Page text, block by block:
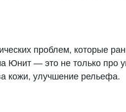
проблем, которые
Юнит — это не только про
кожи, улучшение рельефа.